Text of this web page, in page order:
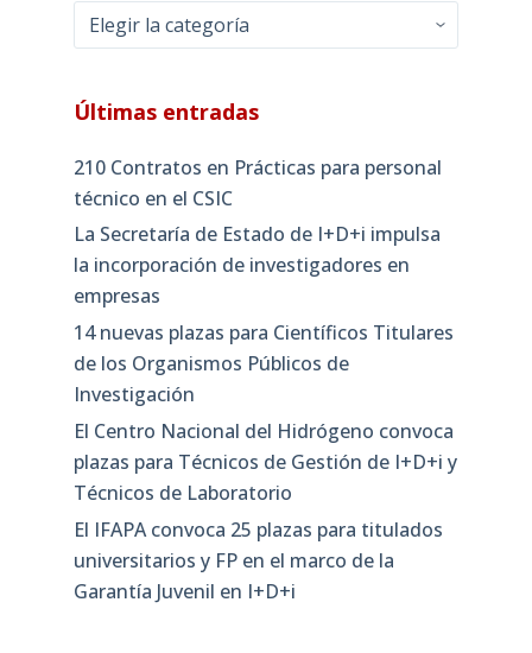
Categorías
Últimas entradas
210 Contratos en Prácticas para personal
técnico en el CSIC
La Secretaría de Estado de I+D+i impulsa
la incorporación de investigadores en
empresas
14 nuevas plazas para Científicos Titulares
de los Organismos Públicos de
Investigación
El Centro Nacional del Hidrógeno convoca
plazas para Técnicos de Gestión de I+D+i y
Técnicos de Laboratorio
El IFAPA convoca 25 plazas para titulados
universitarios y FP en el marco de la
Garantía Juvenil en I+D+i